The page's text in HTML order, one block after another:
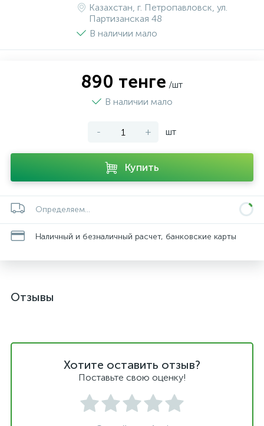
Казахстан, г. Петропавловск, ул.
Партизанская 48
В наличии мало
890 тенге /шт
В наличии мало
- + шт
Купить
Определяем...
Наличный и безналичный расчет, банковские карты
Отзывы
Хотите оставить отзыв?
Поставьте свою оценку!